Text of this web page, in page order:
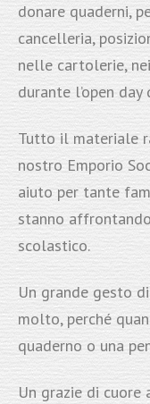
donare quaderni,
cancelleria,
nelle cartolerie,
durante l’open
Tutto il materiale
nostro Emporio
aiuto per tante
stanno
scolastico.
Un grande gesto
molto, perché
quaderno o una
Un grazie di cuore